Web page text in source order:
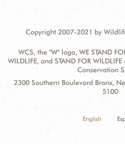
Copyright 2007-2021 by
WCS, the "W" logo, WE STAND
WILDLIFE, and STAND FOR
Conservation
Contact
Address:
2300 Southern Boulevard Bronx,
5100
English